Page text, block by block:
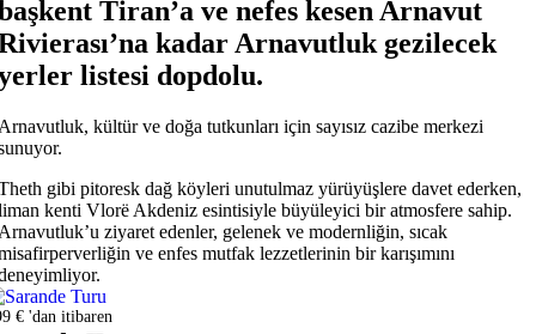
Tiran’a ve nefes kesen Arnavut
kadar Arnavutluk gezilecek
listesi dopdolu.
kültür ve doğa tutkunları için sayısız cazibe merkezi
gibi pitoresk dağ köyleri unutulmaz yürüyüşlere davet ederken,
kenti Vlorë Akdeniz esintisiyle büyüleyici bir atmosfere sahip.
ziyaret edenler, gelenek ve modernliğin, sıcak
ve enfes mutfak lezzetlerinin bir karışımını
€ 'dan itibaren